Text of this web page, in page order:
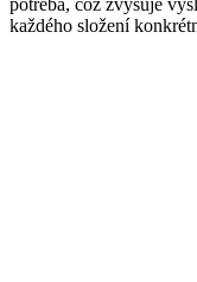
každého složení